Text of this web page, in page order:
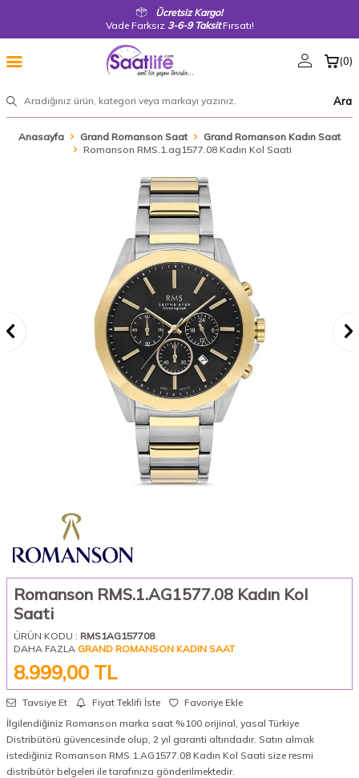
Ücretsiz Kargo!
Vade Farksız 3-6-9 TaksitFırsatı!
Ara
(0)
Anasayfa Grand Romanson Saat
Grand Romanson Kadın Saat
Romanson RMS.1.ag1577.08 Kadın Kol Saati
Romanson RMS.1.AG1577.08 Kadın Kol
Saati
ÜRÜN KODU : RMS1AG157708
DAHA FAZLA GRAND ROMANSON KADIN SAAT
8.999,00 TL
Tavsiye Et Fiyat Teklifi İste
Favoriye Ekle
İlgilendiğiniz Romanson marka saat %100 orijinal, yasal Türkiye
Distribütörü güvencesinde olup, 2 yıl garanti altındadır. Satın almak
istediğiniz Romanson RMS.1.AG1577.08 Kadın Kol Saati size resmi
distribütör belgeleri ile tarafınıza gönderilmektedir.